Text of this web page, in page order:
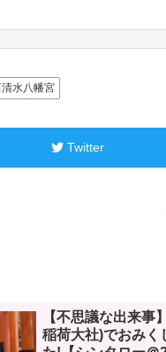
水八幡宮
Twitter
【不思議な出来事
稲荷大社)でおみく